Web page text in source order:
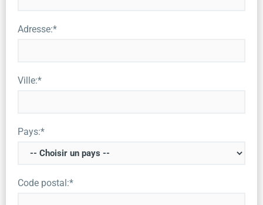
Adresse:*
Ville:*
Pays:*
Code postal:*